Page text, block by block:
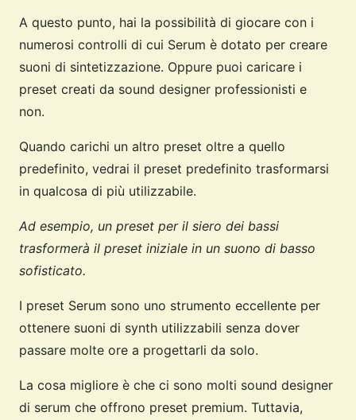
A questo punto, hai la possibilità di giocare con i
numerosi controlli di cui Serum è dotato per creare
suoni di sintetizzazione. Oppure puoi caricare i
preset creati da sound designer professionisti e
non.
Quando carichi un altro preset oltre a quello
predefinito, vedrai il preset predefinito trasformarsi
in qualcosa di più utilizzabile.
Ad esempio, un preset per il siero dei bassi
trasformerà il preset iniziale in un suono di basso
sofisticato.
I preset Serum sono uno strumento eccellente per
ottenere suoni di synth utilizzabili senza dover
passare molte ore a progettarli da solo.
La cosa migliore è che ci sono molti sound designer
di serum che offrono preset premium. Tuttavia,